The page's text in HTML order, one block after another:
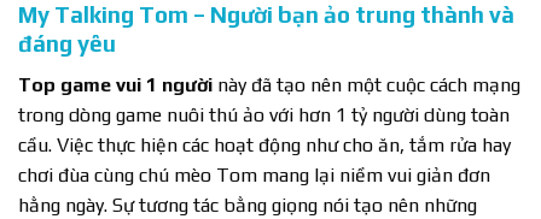
My Talking Tom – Người bạn ảo trung thành và
đáng yêu
Top game vui 1 người này đã tạo nên một cuộc cách mạng
trong dòng game nuôi thú ảo với hơn 1 tỷ người dùng toàn
cầu. Việc thực hiện các hoạt động như cho ăn, tắm rửa hay
chơi đùa cùng chú mèo Tom mang lại niềm vui giản đơn
hằng ngày. Sự tương tác bằng giọng nói tạo nên những